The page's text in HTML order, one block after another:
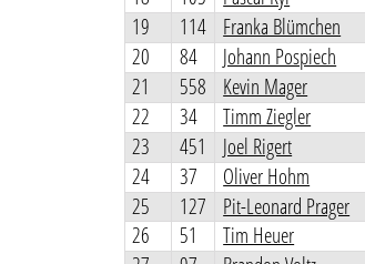
19
114 Franka Blümchen
20
84 Johann Pospiech
21
558 Kevin Mager
22
34 Timm Ziegler
23
451 Joel Rigert
24
37 Oliver Hohm
25
127 Pit-Leonard Prager
26
51 Tim Heuer